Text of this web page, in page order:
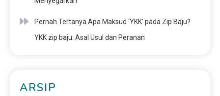
Pernah Tertanya Apa Maksud ‘YKK’ pada Zip Baju?
YKK zip baju: Asal Usul dan Peranan
ARSIP